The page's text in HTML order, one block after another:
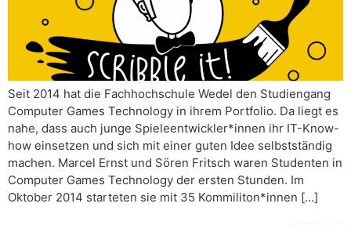
Seit 2014 hat die Fachhochschule Wedel den Studiengang
Computer Games Technology in ihrem Portfolio. Da liegt es
nahe, dass auch junge Spieleentwickler*innen ihr IT-Know-
how einsetzen und sich mit einer guten Idee selbstständig
machen. Marcel Ernst und Sören Fritsch waren Studenten in
Computer Games Technology der ersten Stunden. Im
Oktober 2014 starteten sie mit 35 Kommiliton*innen […]